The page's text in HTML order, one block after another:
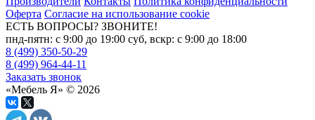
Оферта Согласие на использование cookie
ЕСТЬ ВОПРОСЫ? ЗВОНИТЕ!
пнд-пятн: с 9:00 до 19:00 суб, вскр: с 9:00 до 18:00
8 (499) 350-50-29
8 (499) 964-44-11
Заказать звонок
«Мебель Я» © 2026